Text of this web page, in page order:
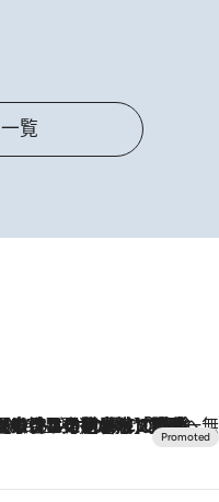
覧
星野リゾート】唯一無二。癒しと発見が待つ場所へ
ボの足水浴】ヒノキの香りに包まれて涼感マックス！約13℃の湧水かけ流しを避暑地「星野温泉 トンボの湯」で体験